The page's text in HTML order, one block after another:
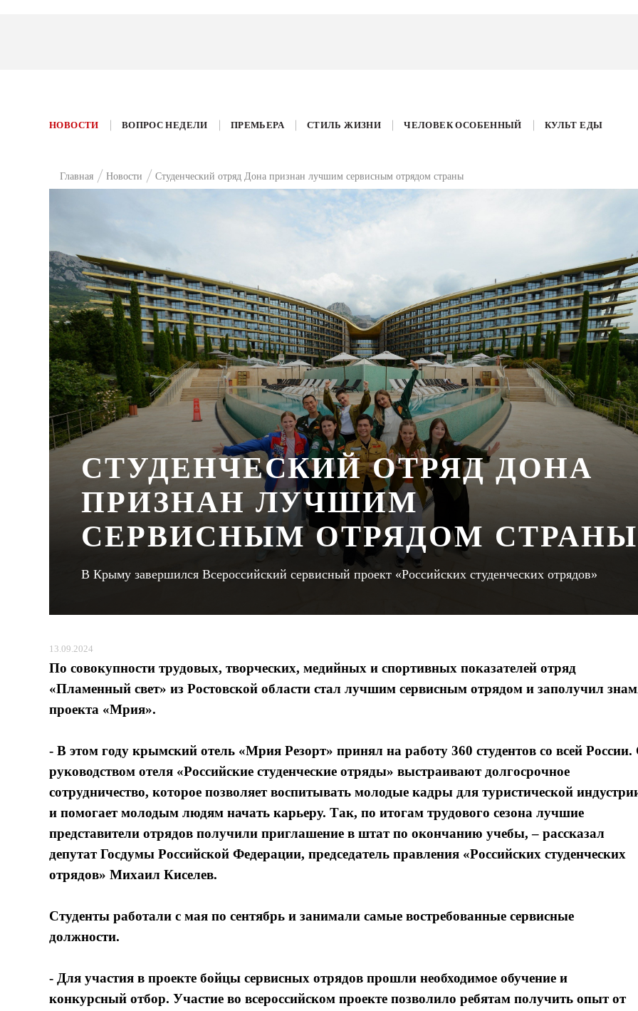
НОВОСТИ ВОПРОС НЕДЕЛИ ПРЕМЬЕРА СТИЛЬ ЖИЗНИ ЧЕЛОВЕК ОСОБЕННЫЙ КУЛЬТ ЕДЫ
Главная Новости Студенческий отряд Дона признан лучшим сервисным отрядом страны
СТУДЕНЧЕСКИЙ ОТРЯД ДОНА
ПРИЗНАН ЛУЧШИМ
СЕРВИСНЫМ ОТРЯДОМ СТРАНЫ
В Крыму завершился Всероссийский сервисный проект «Российских студенческих отрядов»
13.09.2024
По совокупности трудовых, творческих, медийных и спортивных показателей отряд
«Пламенный свет» из Ростовской области стал лучшим сервисным отрядом и заполучил
проекта «Мрия».
- В этом году крымский отель «Мрия Резорт» принял на работу 360 студентов со всей России.
руководством отеля «Российские студенческие отряды» выстраивают долгосрочное
сотрудничество, которое позволяет воспитывать молодые кадры для туристической
и помогает молодым людям начать карьеру. Так, по итогам трудового сезона лучшие
представители отрядов получили приглашение в штат по окончанию учебы, – рассказал
депутат Госдумы Российской Федерации, председатель правления «Российских студенческих
отрядов» Михаил Киселев.
Студенты работали с мая по сентябрь и занимали самые востребованные сервисные
должности.
- Для участия в проекте бойцы сервисных отрядов прошли необходимое обучение и
конкурсный отбор. Участие во всероссийском проекте позволило ребятам получить опыт от